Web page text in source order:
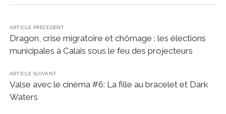
ARTICLE PRÉCÉDENT
Dragon, crise migratoire et chômage : les élections
municipales à Calais sous le feu des projecteurs
ARTICLE SUIVANT
Valse avec le cinéma #6: La fille au bracelet et Dark
Waters